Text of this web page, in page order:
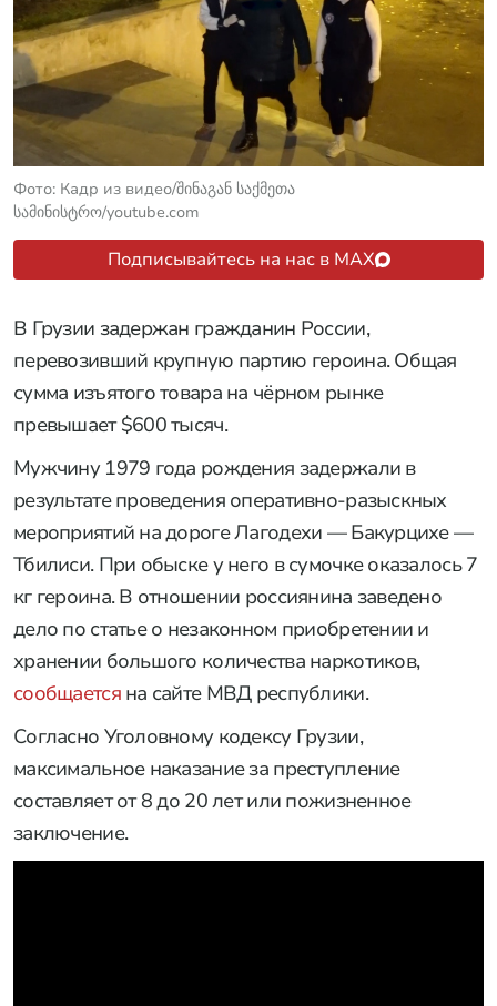
Фото: Кадр из видео/შინაგან საქმეთა
სამინისტრო/youtube.com
Подписывайтесь на нас в MAX
В Грузии задержан гражданин России,
перевозивший крупную партию героина. Общая
сумма изъятого товара на чёрном рынке
превышает $600 тысяч.
Мужчину 1979 года рождения задержали в
результате проведения оперативно-разыскных
мероприятий на дороге Лагодехи — Бакурцихе —
Тбилиси. При обыске у него в сумочке оказалось 7
кг героина. В отношении россиянина заведено
дело по статье о незаконном приобретении и
хранении большого количества наркотиков,
сообщаетсяна сайте МВД республики.
Согласно Уголовному кодексу Грузии,
максимальное наказание за преступление
составляет от 8 до 20 лет или пожизненное
заключение.